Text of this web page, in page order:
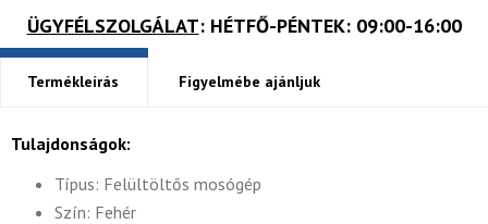
ÜGYFÉLSZOLGÁLAT: HÉTFŐ-PÉNTEK: 09:00-16:00
Termékleírás Figyelmébe ajánljuk
Tulajdonságok:
Típus: Felültöltős mosógép
Szín: Fehér